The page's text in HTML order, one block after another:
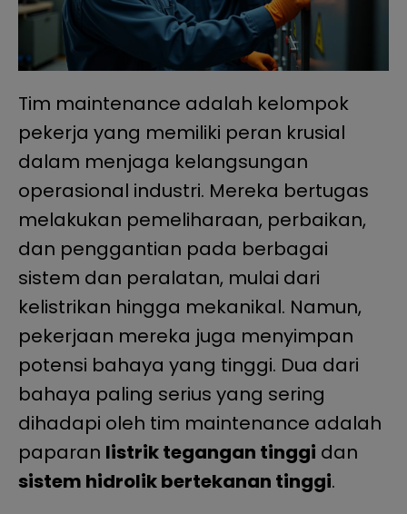
Tim maintenance adalah kelompok
pekerja yang memiliki peran krusial
dalam menjaga kelangsungan
operasional industri. Mereka bertugas
melakukan pemeliharaan, perbaikan,
dan penggantian pada berbagai
sistem dan peralatan, mulai dari
kelistrikan hingga mekanikal. Namun,
pekerjaan mereka juga menyimpan
potensi bahaya yang tinggi. Dua dari
bahaya paling serius yang sering
dihadapi oleh tim maintenance adalah
paparan listrik tegangan tinggi dan
sistem hidrolik bertekanan tinggi.